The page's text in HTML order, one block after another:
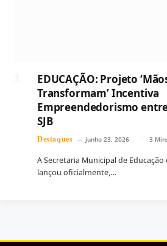
EDUCAÇÃO: Projeto
Transformam’ Incentiva
Empreendedorismo
SJB
Destaques junho 23, 2026 3
A Secretaria Municipal de Educação
lançou oficialmente,…